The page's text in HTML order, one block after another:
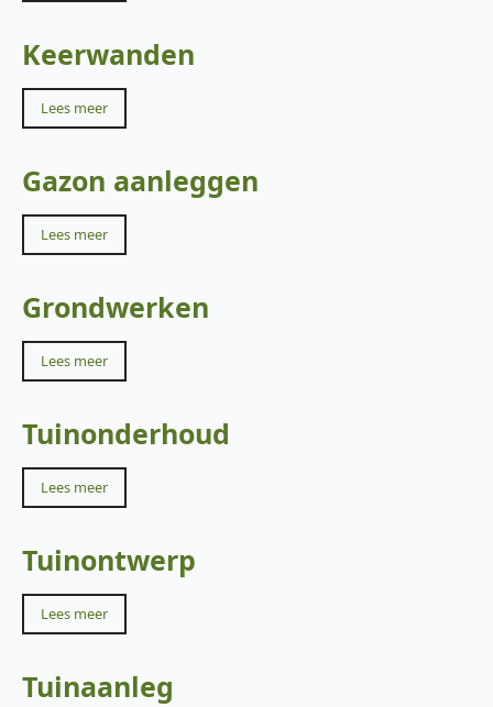
Keerwanden
Lees meer
Gazon aanleggen
Lees meer
Grondwerken
Lees meer
Tuinonderhoud
Lees meer
Tuinontwerp
Lees meer
Tuinaanleg